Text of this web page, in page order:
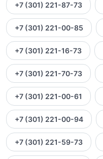
+7 (301) 221-87-73
+7 (301) 221-00-85
+7 (301) 221-16-73
+7 (301) 221-70-73
+7 (301) 221-00-61
+7 (301) 221-00-94
+7 (301) 221-59-73